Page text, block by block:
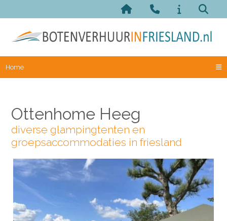
Home
Ottenhome Heeg
diverse glampingtenten en
groepsaccommodaties in friesland